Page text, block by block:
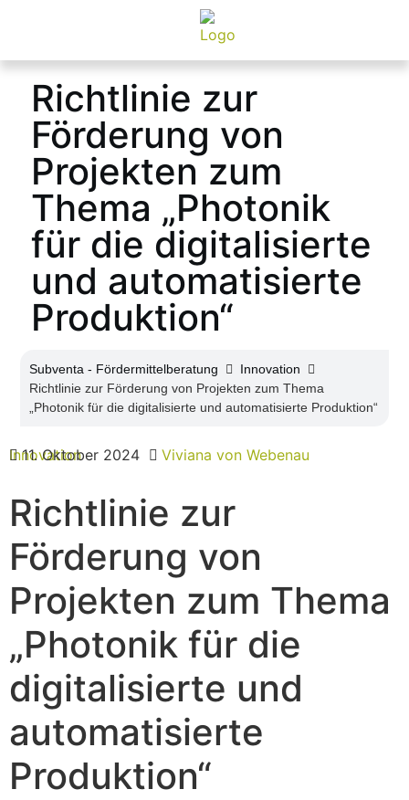
Richtlinie zur
Förderung von
Projekten zum
Thema „Photonik
für die digitalisierte
und automatisierte
Produktion“
Subventa ‐ Fördermittelberatung
Innovation
Richtlinie zur Förderung von Projekten zum Thema
„Photonik für die digitalisierte und automatisierte Produktion“
Innovation
11. Oktober 2024 Viviana von Webenau
Richtlinie zur
Förderung von
Projekten zum Thema
„Photonik für die
digitalisierte und
automatisierte
Produktion“